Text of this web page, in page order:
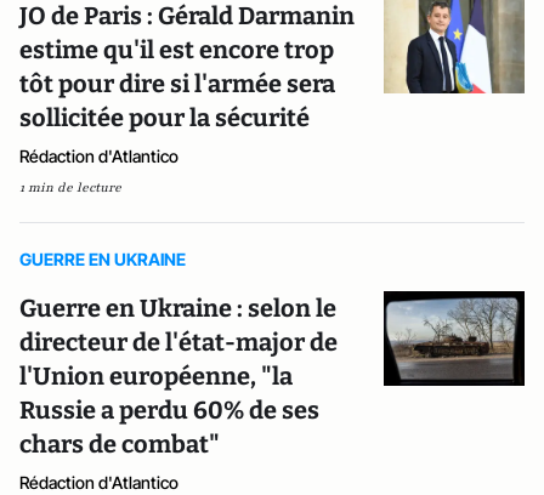
JO de Paris : Gérald Darmanin
estime qu'il est encore trop
tôt pour dire si l'armée sera
sollicitée pour la sécurité
Rédaction d'Atlantico
1 min de lecture
GUERRE EN UKRAINE
Guerre en Ukraine : selon le
directeur de l'état-major de
l'Union européenne, "la
Russie a perdu 60% de ses
chars de combat"
Rédaction d'Atlantico